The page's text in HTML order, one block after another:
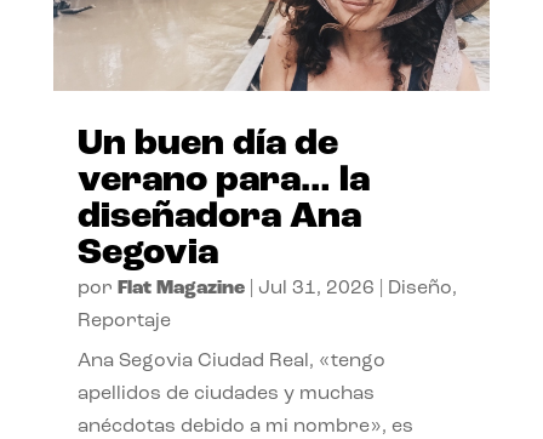
Un buen día de
verano para… la
diseñadora Ana
Segovia
por Flat Magazine| Jul 31, 2026 Diseño,
Reportaje
Ana Segovia Ciudad Real, «tengo
apellidos de ciudades y muchas
anécdotas debido a mi nombre», es